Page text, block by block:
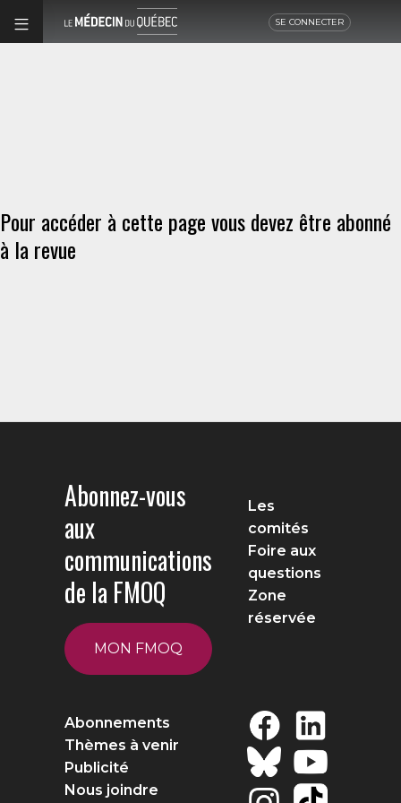
SE CONNECTER
Pour accéder à cette page vous devez être abonné
à la revue
Abonnez-vous
aux
communications
de la FMOQ
MON FMOQ
Les
comités
Foire aux
questions
Zone
réservée
Abonnements
Thèmes à venir
Publicité
Nous joindre